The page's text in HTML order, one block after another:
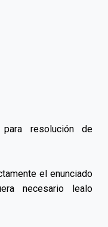
resolución de
el enunciado
necesario lealo